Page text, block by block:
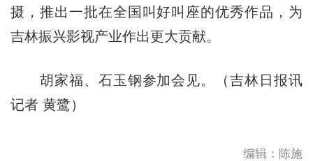
摄，推出一批在全国叫好叫座的优秀作品，为
吉林振兴影视产业作出更大贡献。
胡家福、石玉钢参加会见。（吉林日报讯
记者 黄鹭）
编辑：陈施